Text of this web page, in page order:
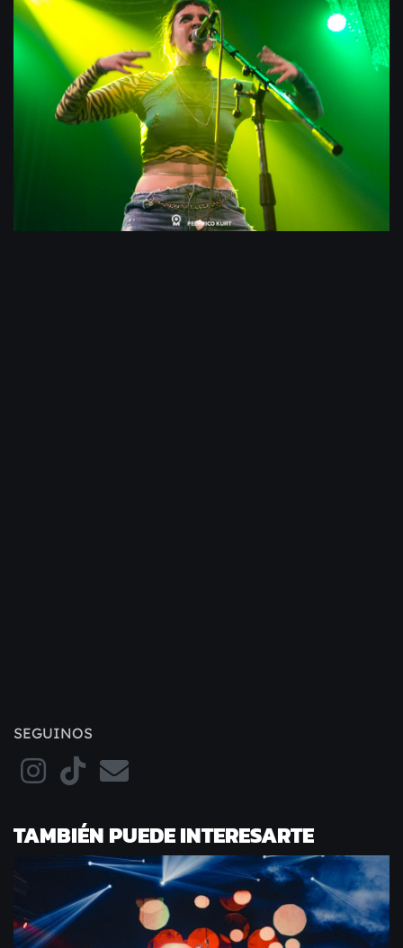
SEGUINOS
TAMBIÉN PUEDE INTERESARTE